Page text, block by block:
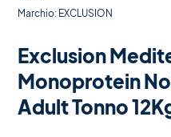
Marchio: EXCLUSION
Exclusion
Monoprotein
Adult Tonno